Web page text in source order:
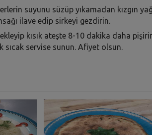
suyunu süzüp yıkamadan kızgın
ilave edip sirkeyi gezdirin.
kısık ateşte 8-10 dakika daha
sıcak servise sunun. Afiyet olsun.